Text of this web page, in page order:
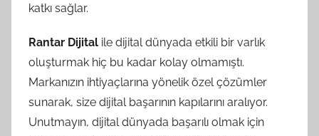
katkı sağlar.
Rantar Dijital ile dijital dünyada etkili bir varlık
oluşturmak hiç bu kadar kolay olmamıştı.
Markanızın ihtiyaçlarına yönelik özel çözümler
sunarak, size dijital başarının kapılarını aralıyor.
Unutmayın, dijital dünyada başarılı olmak için